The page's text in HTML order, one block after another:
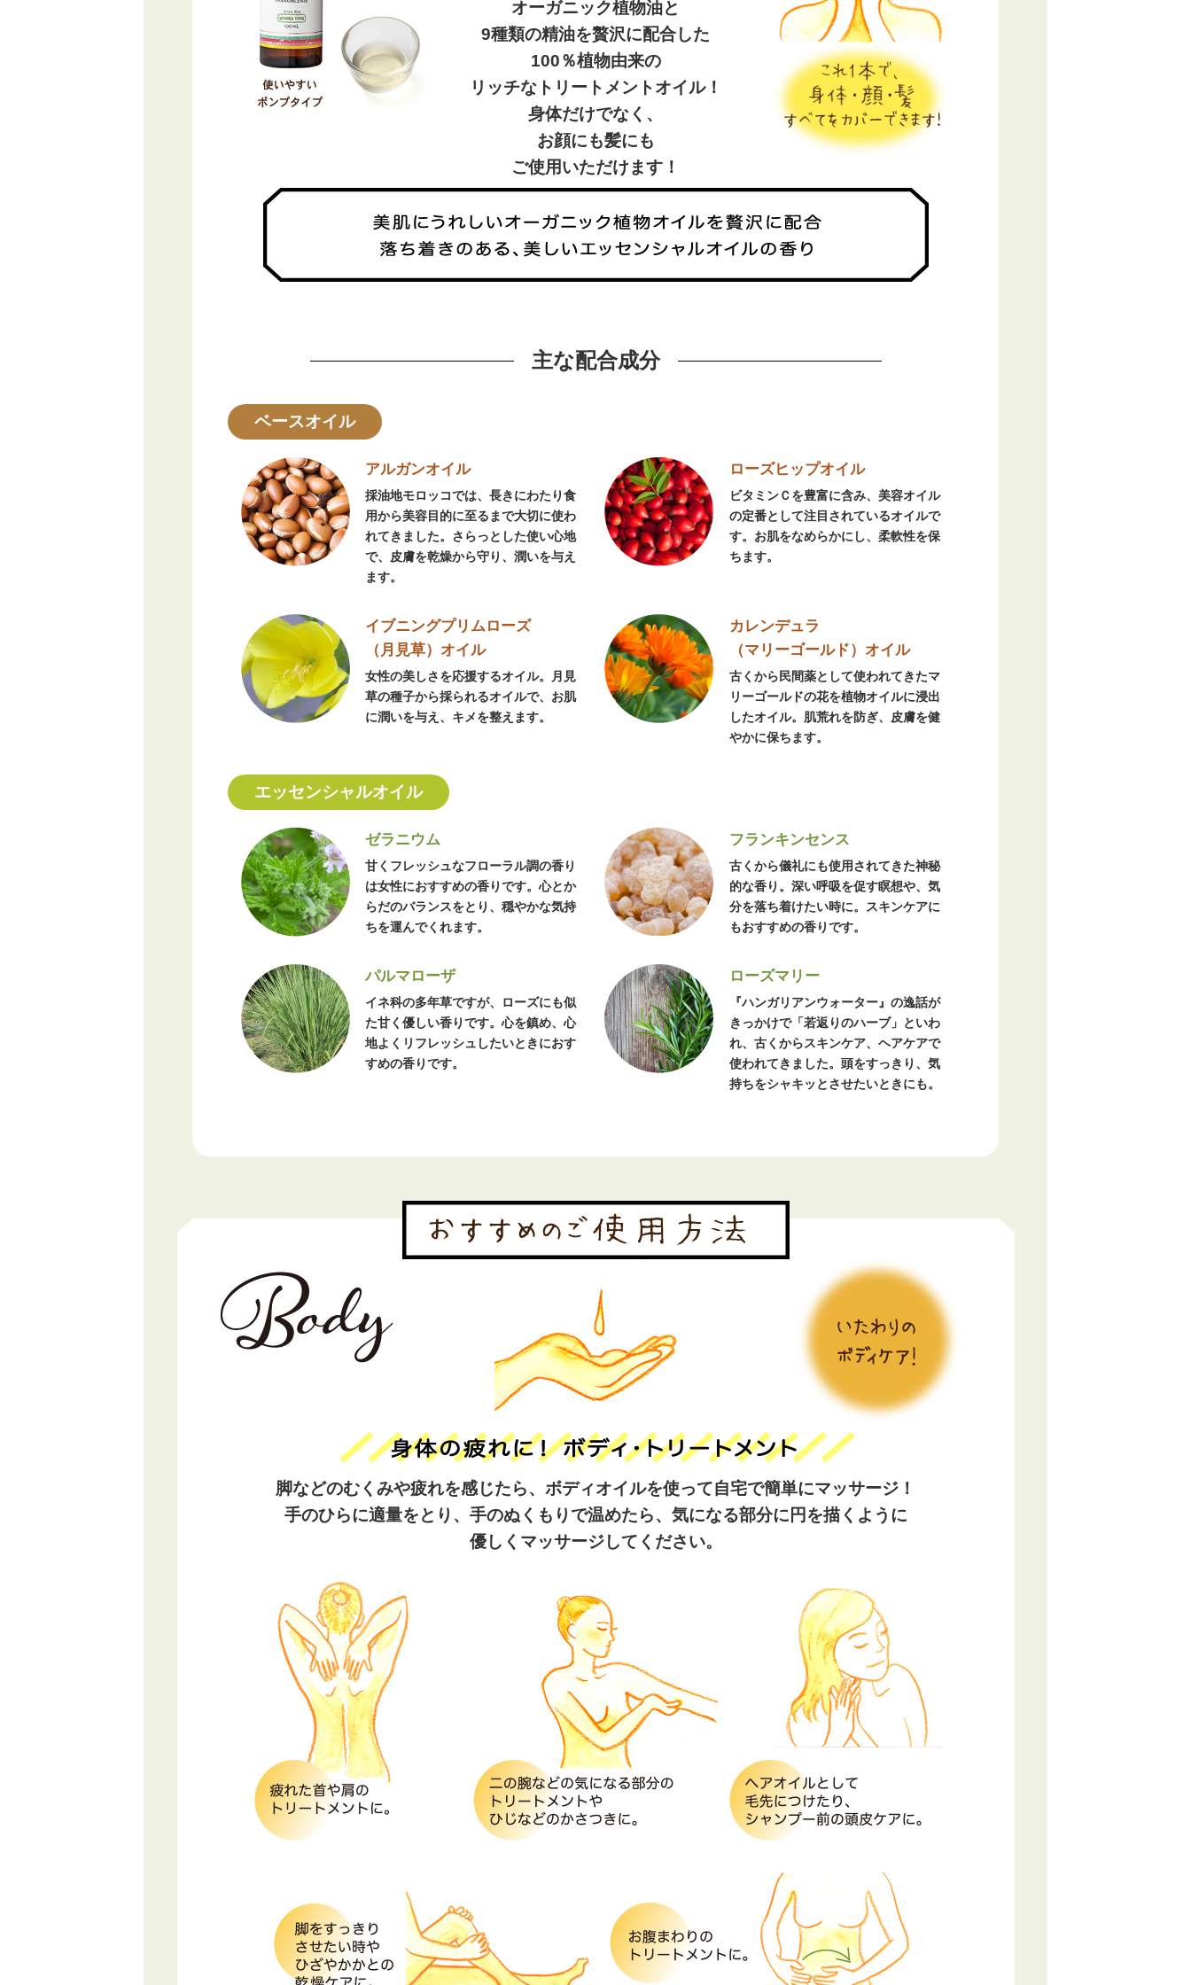
オーガニック植物油と
9種類の精油を贅沢に配合した
100％植物由来の
リッチなトリートメントオイル！
身体だけでなく、
お顔にも髪にも
ご使用いただけます！
主な配合成分
ベースオイル
アルガンオイル
採油地モロッコでは、長きにわたり食
用から美容目的に至るまで大切に使わ
れてきました。さらっとした使い心地
で、皮膚を乾燥から守り、潤いを与え
ます。
ローズヒップオイル
ビタミンＣを豊富に含み、美容オイル
の定番として注目されているオイルで
す。お肌をなめらかにし、柔軟性を保
ちます。
イブニングプリムローズ
（月見草）オイル
女性の美しさを応援するオイル。月見
草の種子から採られるオイルで、お肌
に潤いを与え、キメを整えます。
カレンデュラ
（マリーゴールド）オイル
古くから民間薬として使われてきたマ
リーゴールドの花を植物オイルに浸出
したオイル。肌荒れを防ぎ、皮膚を健
やかに保ちます。
エッセンシャルオイル
ゼラニウム
甘くフレッシュなフローラル調の香り
は女性におすすめの香りです。心とか
らだのバランスをとり、穏やかな気持
ちを運んでくれます。
フランキンセンス
古くから儀礼にも使用されてきた神秘
的な香り。深い呼吸を促す瞑想や、気
分を落ち着けたい時に。スキンケアに
もおすすめの香りです。
パルマローザ
イネ科の多年草ですが、ローズにも似
た甘く優しい香りです。心を鎮め、心
地よくリフレッシュしたいときにおす
すめの香りです。
ローズマリー
『ハンガリアンウォーター』の逸話が
きっかけで「若返りのハーブ」といわ
れ、古くからスキンケア、ヘアケアで
使われてきました。頭をすっきり、気
持ちをシャキッとさせたいときにも。
脚などのむくみや疲れを感じたら、ボディオイルを使って自宅で簡単にマッサージ！
手のひらに適量をとり、手のぬくもりで温めたら、気になる部分に円を描くように
優しくマッサージしてください。